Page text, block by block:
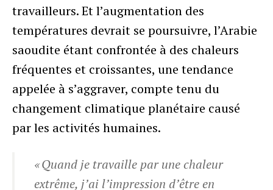
travailleurs. Et l’augmentation des
températures devrait se poursuivre, l’Arabie
saoudite étant confrontée à des chaleurs
fréquentes et croissantes, une tendance
appelée à s’aggraver, compte tenu du
changement climatique planétaire causé
par les activités humaines.
« Quand je travaille par une chaleur
extrême, j’ai l’impression d’être en